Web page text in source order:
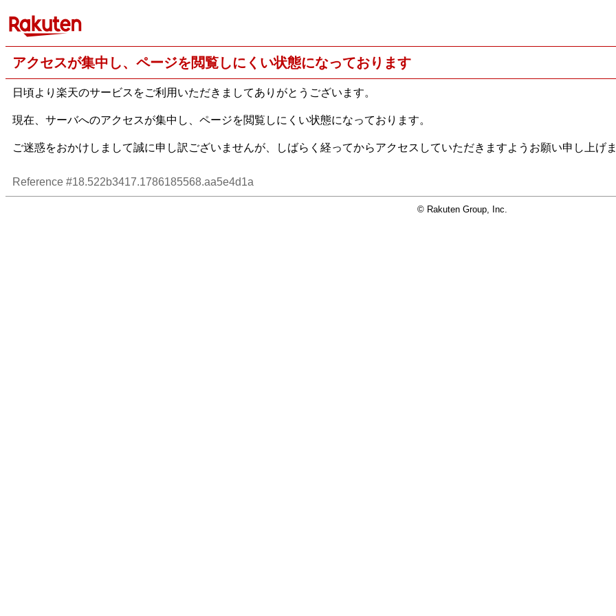
アクセスが集中し、ページを閲覧しにくい状態になっております
日頃より楽天のサービスをご利用いただきましてありがとうございます。
現在、サーバへのアクセスが集中し、ページを閲覧しにくい状態になっております。
ご迷惑をおかけしまして誠に申し訳ございませんが、しばらく経ってからアクセスしていただきますようお願い申し上げ
Reference #18.522b3417.1786185568.aa5e4d1a
© Rakuten Group, Inc.